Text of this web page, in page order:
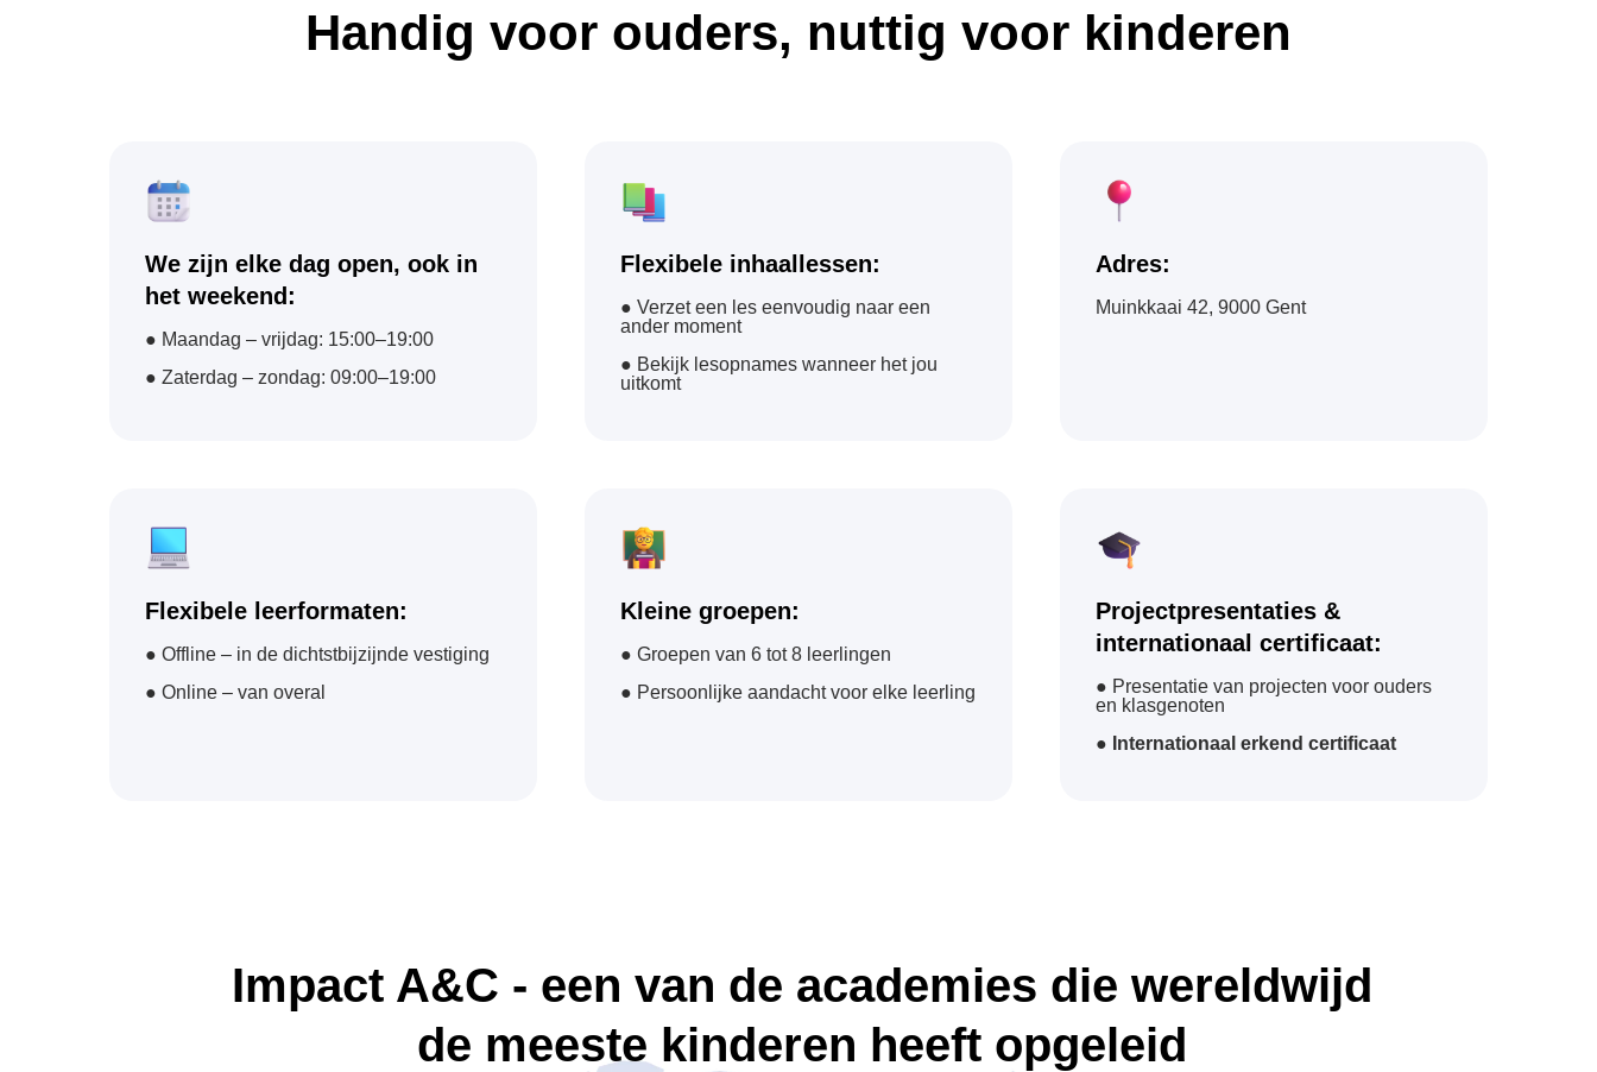
Handig voor ouders, nuttig voor kinderen
We zijn elke dag open, ook in
het weekend:
● Maandag – vrijdag: 15:00–19:00
● Zaterdag – zondag: 09:00–19:00
Flexibele inhaallessen:
● Verzet een les eenvoudig naar een
ander moment
● Bekijk lesopnames wanneer het jou
uitkomt
Adres:
Muinkkaai 42, 9000 Gent
Flexibele leerformaten:
● Offline – in de dichtstbijzijnde vestiging
● Online – van overal
Kleine groepen:
● Groepen van 6 tot 8 leerlingen
● Persoonlijke aandacht voor elke leerling
Projectpresentaties &
internationaal certificaat:
● Presentatie van projecten voor ouders
en klasgenoten
● Internationaal erkend certificaat
Impact A&C - een van de academies die wereldwijd
de meeste kinderen heeft opgeleid